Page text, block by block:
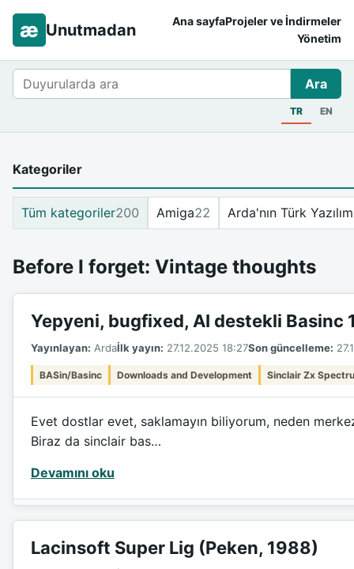
æ Unutmadan Ana sayfaProjeler ve İndirmeler
Yönetim
Ara Ara
TR EN
Before I forget: Vintage thoughts
Yepyeni, bugfixed, AI destekli Basinc
Yayınlayan: Ardaİlk yayın: 27.12.2025 18:27Son güncelleme:
BASin/Basinc Downloads and Development Sinclair Zx
Evet dostlar evet, saklamayın biliyorum, neden
Biraz da sinclair bas…
Devamını oku
Lacinsoft Super Lig (Peken, 1988)
Kategoriler
Tüm kategoriler200 Amiga22 Arda'nın Türk